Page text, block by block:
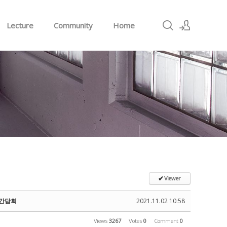
Sign In
Lecture Community Home
✔Viewer
2021.11.02 10:58
담회
Views 3267 Votes 0 Comment 0